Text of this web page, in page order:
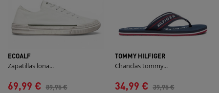
ECOALF
Zapatillas lona...
69,99 € 89,95 €
TOMMY HILFIGER
Chanclas tommy...
34,99 € 39,95 €